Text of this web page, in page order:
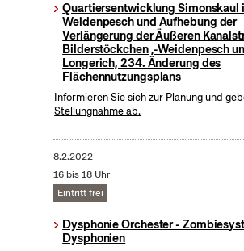
Quartiersentwicklung Simonskaul
Weidenpesch und Aufhebung der
Verlängerung der Äußeren
Bilderstöckchen ,-Weidenpesch
Longerich, 234. Änderung des
Flächennutzungsplans
Informieren Sie sich zur Planung und
Stellungnahme ab.
8.2.2022
16 bis 18 Uhr
Eintritt frei
Dysphonie Orchester -
Dysphonien